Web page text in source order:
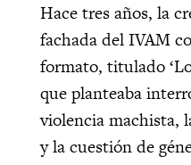
Hace tres años, la
fachada del IVAM
formato, titulado
que planteaba
violencia machista,
y la cuestión de